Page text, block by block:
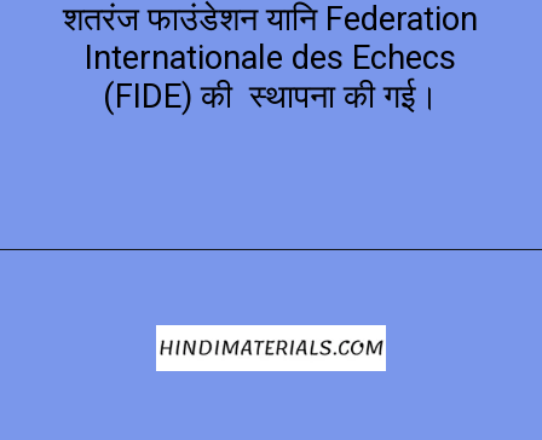
शतरंज फाउंडेशन यानि Federation
Internationale des Echecs
(FIDE) की स्थापना की गई।